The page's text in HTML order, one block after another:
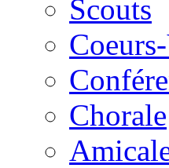
Scouts
Chorale